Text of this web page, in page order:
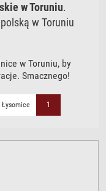
w Toruniu.
w Toruniu
w Toruniu, by
Smacznego!
Łysomice 1